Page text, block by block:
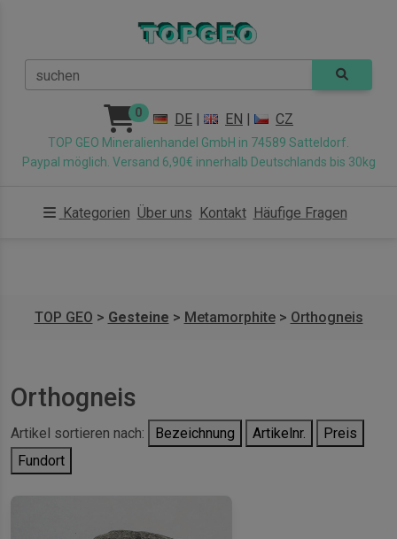
suchen
0 DE | EN | CZ
TOP GEO Mineralienhandel GmbH in 74589 Satteldorf.
Paypal möglich. Versand 6,90€ innerhalb Deutschlands bis 30kg
Kategorien Über uns Kontakt Häufige Fragen
TOP GEO > Gesteine > Metamorphite> Orthogneis
Orthogneis
Artikel sortieren nach: Bezeichnung Artikelnr.
Preis
Fundort